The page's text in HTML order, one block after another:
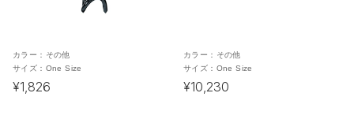
カラー： その他
サイズ： One Size
¥1,826
カラー： その他
サイズ： One Size
¥10,230